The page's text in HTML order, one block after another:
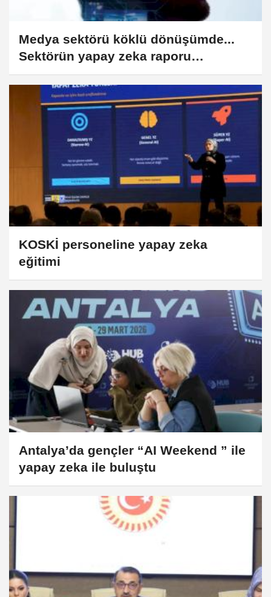
Medya sektörü köklü dönüşümde...
Sektörün yapay zeka raporu
paylaşıldı
KOSKİ personeline yapay zeka
eğitimi
Antalya’da gençler “AI Weekend ” ile
yapay zeka ile buluştu